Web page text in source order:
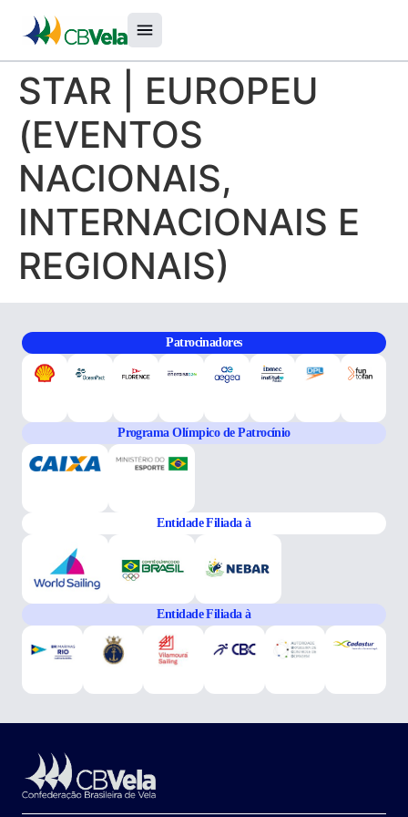
STAR | EUROPEU
(EVENTOS
NACIONAIS,
INTERNACIONAIS E
REGIONAIS)
Patrocinadores
Programa Olímpico de Patrocínio
Entidade Filiada à
Entidade Filiada à